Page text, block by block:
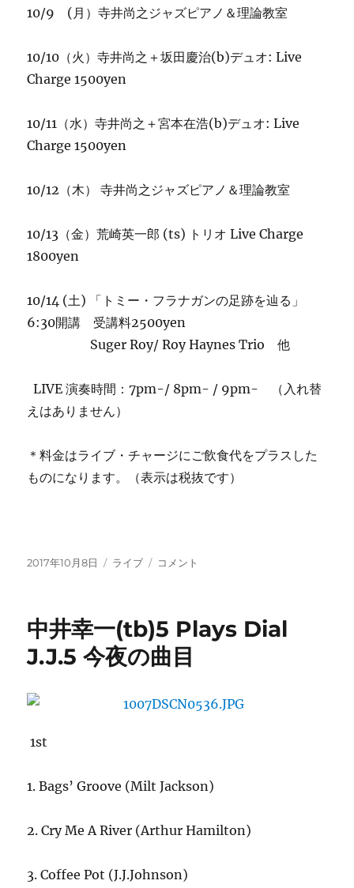
を
へ
10/9 (月）寺井尚之ジャズピアノ＆理論教室
10/10（火）寺井尚之＋坂田慶治(b)デュオ: Live
Charge 1500yen
10/11（水）寺井尚之＋宮本在浩(b)デュオ: Live
Charge 1500yen
10/12（木） 寺井尚之ジャズピアノ＆理論教室
10/13（金）荒崎英一郎 (ts) トリオ Live Charge
1800yen
10/14 (土) 「トミー・フラナガンの足跡を辿る」
6:30開講 受講料2500yen
Suger Roy/ Roy Haynes Trio 他
LIVE 演奏時間：7pm-/ 8pm- / 9pm- （入れ替
えはありません）
＊料金はライブ・チャージにご飲食代をプラスした
ものになります。（表示は税抜です）
投
2017年10月8日
カ
ー
ライブ
今
案
内：
足
座
コメント
中井幸一(tb)5 Plays Dial
J.J.5 今夜の曲目
1st
1. Bags’ Groove (Milt Jackson)
2. Cry Me A River (Arthur Hamilton)
3. Coffee Pot (J.J.Johnson)